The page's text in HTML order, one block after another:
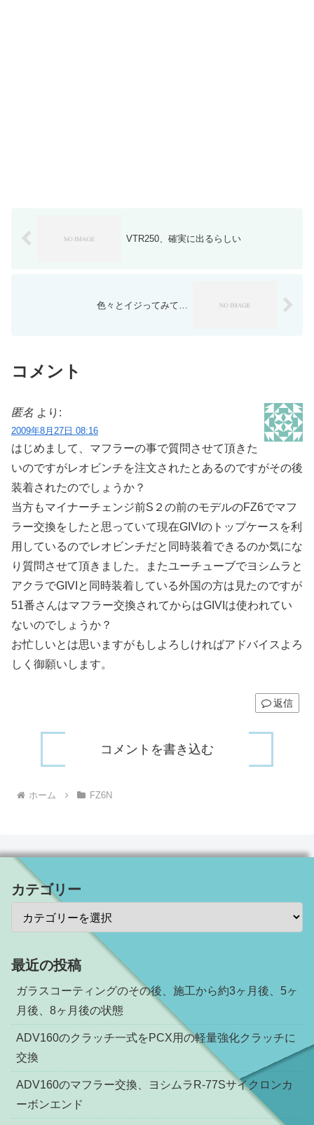
VTR250、確実に出るらしい
色々とイジってみて…
コメント
匿名 より:
2009年8月27日 08:16
はじめまして、マフラーの事で質問させて頂きた
いのですがレオビンチを注文されたとあるのですがその後
装着されたのでしょうか？
当方もマイナーチェンジ前S２の前のモデルのFZ6でマフ
ラー交換をしたと思っていて現在GIVIのトップケースを利
用しているのでレオビンチだと同時装着できるのか気にな
り質問させて頂きました。またユーチューブでヨシムラと
アクラでGIVIと同時装着している外国の方は見たのですが
51番さんはマフラー交換されてからはGIVIは使われてい
ないのでしょうか？
お忙しいとは思いますがもしよろしければアドバイスよろ
しく御願いします。
返信
コメントを書き込む
ホーム FZ6N
カテゴリー
最近の投稿
ガラスコーティングのその後、施工から約3ヶ月後、5ヶ
月後、8ヶ月後の状態
ADV160のクラッチ一式をPCX用の軽量強化クラッチに
交換
ADV160のマフラー交換、ヨシムラR-77Sサイクロンカ
ーボンエンド